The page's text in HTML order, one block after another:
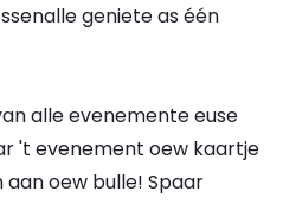
geniete as één
alle evenemente euse
't evenement oew kaartje
oew bulle! Spaar